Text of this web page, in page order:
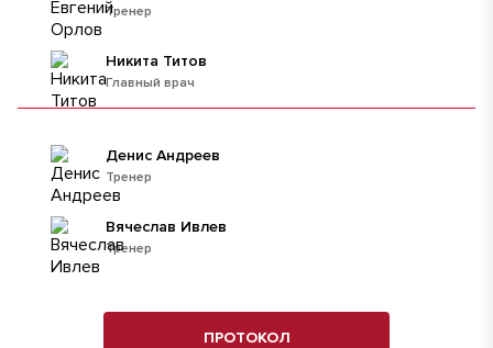
Тренер
Главный врач
Никита Титов
Тренер
Денис Андреев
Тренер
Вячеслав Ивлев
ПРОТОКОЛ